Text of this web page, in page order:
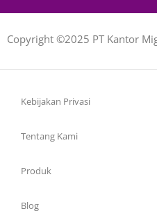
Copyright ©2025 PT Kantor
Kebijakan Privasi
Tentang Kami
Produk
Blog